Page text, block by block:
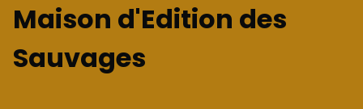
Maison d'Edition des
Sauvages